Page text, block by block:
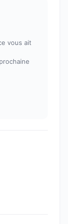
vous ait